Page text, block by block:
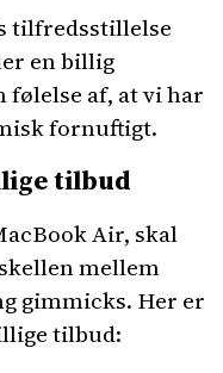
tilfredsstillelse
en billig
følelse af, at vi har
fornuftigt.
tilbud
Air, skal
mellem
gimmicks. Her er
tilbud: